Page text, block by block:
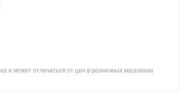
и может отличаться от цен в розничных магазинах